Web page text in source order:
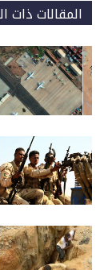
المقالات ذات